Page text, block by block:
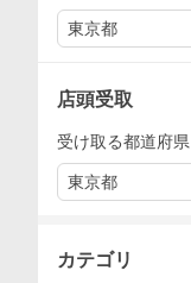
東京都
店頭受取
受け取る都道府県
東京都
カテゴリ